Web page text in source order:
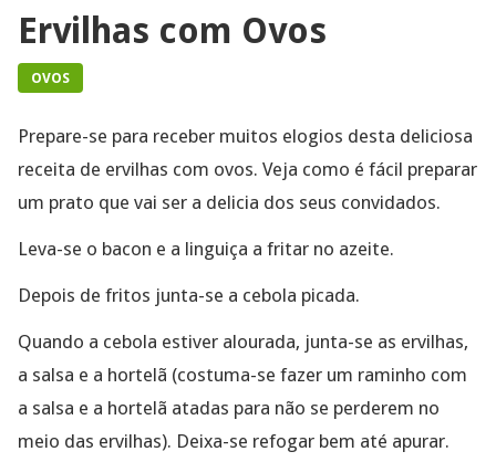
Ervilhas com Ovos
OVOS
Prepare-se para receber muitos elogios desta deliciosa
receita de ervilhas com ovos. Veja como é fácil preparar
um prato que vai ser a delicia dos seus convidados.
Leva-se o bacon e a linguiça a fritar no azeite.
Depois de fritos junta-se a cebola picada.
Quando a cebola estiver alourada, junta-se as ervilhas,
a salsa e a hortelã (costuma-se fazer um raminho com
a salsa e a hortelã atadas para não se perderem no
meio das ervilhas). Deixa-se refogar bem até apurar.